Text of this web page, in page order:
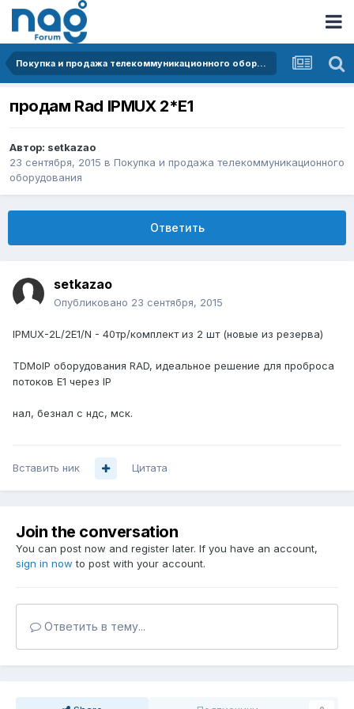
Покупка и продажа телекоммуникационного оборудования
продам Rad IPMUX 2*E1
Автор: setkazao
23 сентября, 2015 в Покупка и продажа телекоммуникационного
оборудования
Ответить
setkazao
Опубликовано 23 сентября, 2015
IPMUX-2L/2E1/N - 40тр/комплект из 2 шт (новые из резерва)
TDMoIP оборудования RAD, идеальное решение для проброса
потоков E1 через IP
нал, безнал с ндс, мск.
Вставить ник Цитата
Join the conversation
You can post now and register later. If you have an account,
sign in now to post with your account.
Ответить в тему...